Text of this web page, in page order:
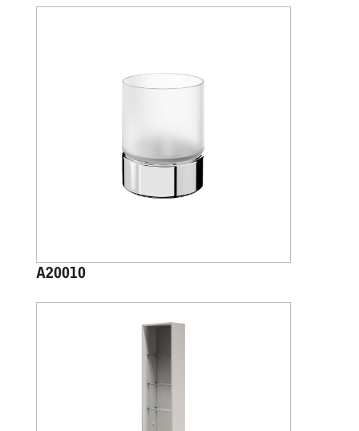
A20010